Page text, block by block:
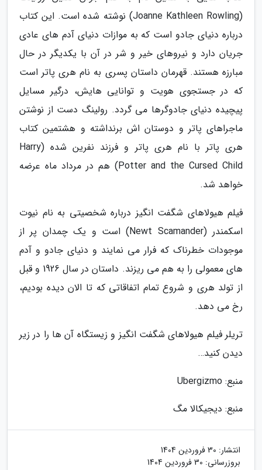
(Joanne Kathleen Rowling) نوشته شده است. این کتاب
درباره دنیای جادو است که به موازات دنیای آدم های عادی
جریان دارد و نیروهای خیر و شر در آن با یکدیگر در حال
مبارزه هستند. قهرمان داستان پسری به نام هری پاتر است
که در جستجوی هویت و توانایی هایش، درگیر مسایل
پیچیده دنیای جادوگرها می گردد. رولینگ دست از نوشتن
ماجراهای پاتر و دوستان اش برنداشته و هشتمین کتاب
هری پاتر با نام هری پاتر و فرزند نفرین شده (Harry
Potter and the Cursed Child) هم در مرداد ماه عرضه
خواهد شد.
فیلم هیولاهای شگفت انگیز درباره شخصیتی به نام نیوت
اسکمندر (Newt Scamander) است و یک چمدان پر از
موجودات خطرناک که فرار می نمایند و دنیای جادو و آدم
های معمولی را به هم می ریزند. داستان در سال 1926 و قبل
از تولد هری و شروع تمام اتفاقاتی که تا الان دیده بودیم،
رخ می دهد.
تریلر فیلم هیولاهای شگفت انگیز و زیستگاه آن ها را در زیر
دیدن کنید…
منبع: Ubergizmo
منبع: دیجیکالا مگ
انتشار: 30 فروردین 1404
بروزرسانی: 30 فروردین 1404